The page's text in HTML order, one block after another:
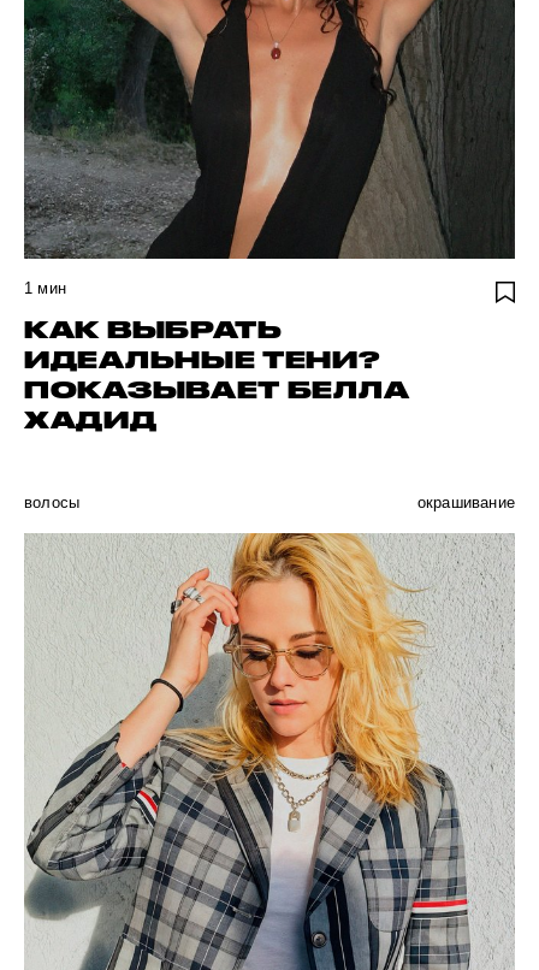
1 мин
КАК ВЫБРАТЬ
ИДЕАЛЬНЫЕ ТЕНИ?
ПОКАЗЫВАЕТ БЕЛЛА
ХАДИД
волосы окрашивание